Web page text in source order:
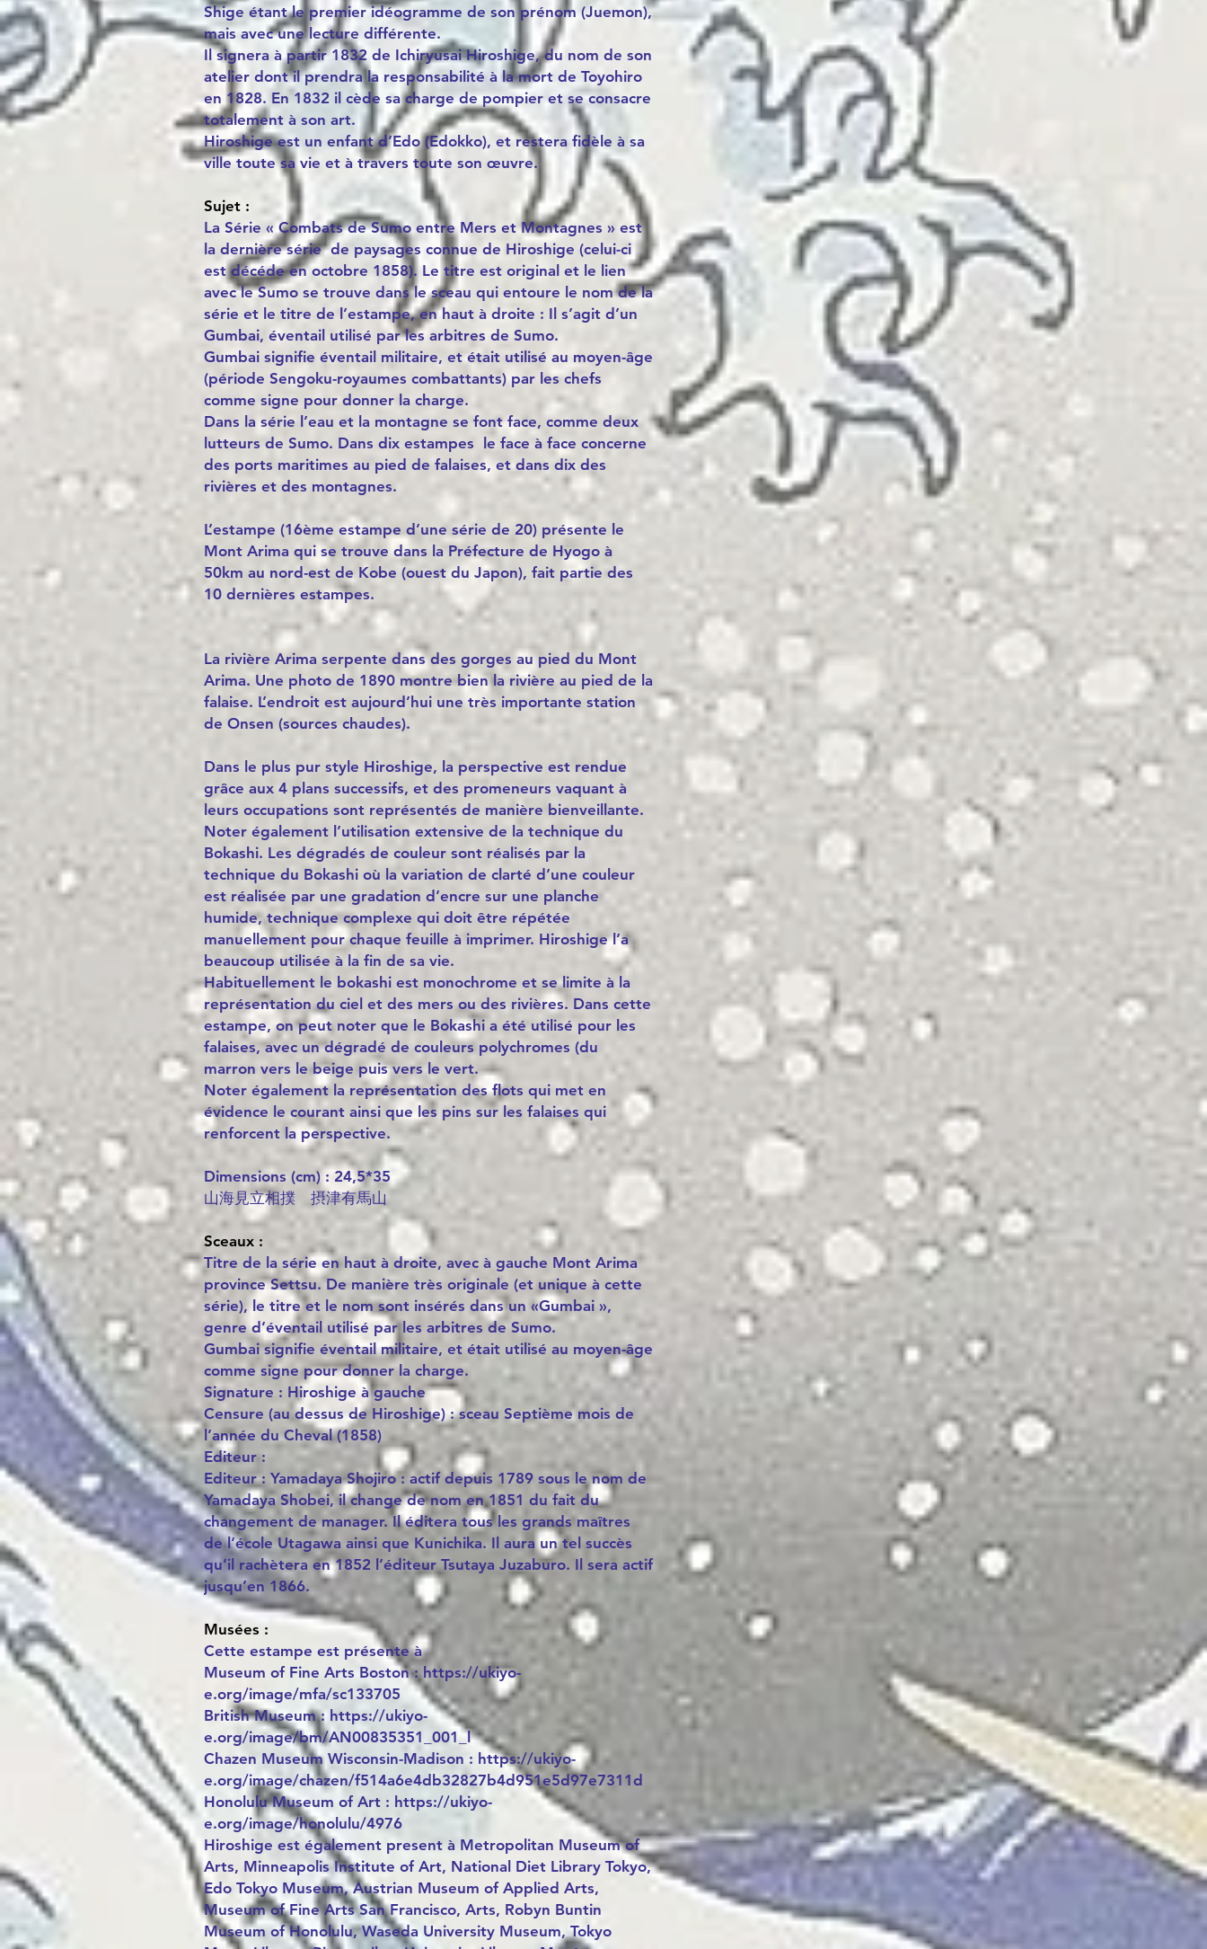
Shige étant le premier idéogramme de son prénom (Juemon),
mais avec une lecture différente.
Il signera à partir 1832 de Ichiryusai Hiroshige, du nom de son
atelier dont il prendra la responsabilité à la mort de Toyohiro
en 1828. En 1832 il cède sa charge de pompier et se consacre
totalement à son art.
Hiroshige est un enfant d’Edo (Edokko), et restera fidèle à sa
ville toute sa vie et à travers toute son œuvre.
Sujet :
La Série « Combats de Sumo entre Mers et Montagnes » est
la dernière série de paysages connue de Hiroshige (celui-ci
est décéde en octobre 1858). Le titre est original et le lien
avec le Sumo se trouve dans le sceau qui entoure le nom de la
série et le titre de l’estampe, en haut à droite : Il s’agit d’un
Gumbai, éventail utilisé par les arbitres de Sumo.
Gumbai signifie éventail militaire, et était utilisé au moyen-âge
(période Sengoku-royaumes combattants) par les chefs
comme signe pour donner la charge.
Dans la série l’eau et la montagne se font face, comme deux
lutteurs de Sumo. Dans dix estampes le face à face concerne
des ports maritimes au pied de falaises, et dans dix des
rivières et des montagnes.
L’estampe (16ème estampe d’une série de 20) présente le
Mont Arima qui se trouve dans la Préfecture de Hyogo à
50km au nord-est de Kobe (ouest du Japon), fait partie des
10 dernières estampes.
La rivière Arima serpente dans des gorges au pied du Mont
Arima. Une photo de 1890 montre bien la rivière au pied de la
falaise. L’endroit est aujourd’hui une très importante station
de Onsen (sources chaudes).
Dans le plus pur style Hiroshige, la perspective est rendue
grâce aux 4 plans successifs, et des promeneurs vaquant à
leurs occupations sont représentés de manière bienveillante.
Noter également l’utilisation extensive de la technique du
Bokashi. Les dégradés de couleur sont réalisés par la
technique du Bokashi où la variation de clarté d’une couleur
est réalisée par une gradation d’encre sur une planche
humide, technique complexe qui doit être répétée
manuellement pour chaque feuille à imprimer. Hiroshige l’a
beaucoup utilisée à la fin de sa vie.
Habituellement le bokashi est monochrome et se limite à la
représentation du ciel et des mers ou des rivières. Dans cette
estampe, on peut noter que le Bokashi a été utilisé pour les
falaises, avec un dégradé de couleurs polychromes (du
marron vers le beige puis vers le vert.
Noter également la représentation des flots qui met en
évidence le courant ainsi que les pins sur les falaises qui
renforcent la perspective.
Dimensions (cm) : 24,5*35
山海見立相撲 摂津有馬山
Sceaux :
Titre de la série en haut à droite, avec à gauche Mont Arima
province Settsu. De manière très originale (et unique à cette
série), le titre et le nom sont insérés dans un «Gumbai »,
genre d’éventail utilisé par les arbitres de Sumo.
Gumbai signifie éventail militaire, et était utilisé au moyen-âge
comme signe pour donner la charge.
Signature : Hiroshige à gauche
Censure (au dessus de Hiroshige) : sceau Septième mois de
l’année du Cheval (1858)
Editeur :
Editeur : Yamadaya Shojiro : actif depuis 1789 sous le nom de
Yamadaya Shobei, il change de nom en 1851 du fait du
changement de manager. Il éditera tous les grands maîtres
de l’école Utagawa ainsi que Kunichika. Il aura un tel succès
qu’il rachètera en 1852 l’éditeur Tsutaya Juzaburo. Il sera actif
jusqu’en 1866.
Musées :
Cette estampe est présente à
Museum of Fine Arts Boston : https://ukiyo-
e.org/image/mfa/sc133705
British Museum : https://ukiyo-
e.org/image/bm/AN00835351_001_l
Chazen Museum Wisconsin-Madison : https://ukiyo-
e.org/image/chazen/f514a6e4db32827b4d951e5d97e7311d
Honolulu Museum of Art : https://ukiyo-
e.org/image/honolulu/4976
Hiroshige est également present à Metropolitan Museum of
Arts, Minneapolis Institute of Art, National Diet Library Tokyo,
Edo Tokyo Museum, Austrian Museum of Applied Arts,
Museum of Fine Arts San Francisco, Arts, Robyn Buntin
Museum of Honolulu, Waseda University Museum, Tokyo